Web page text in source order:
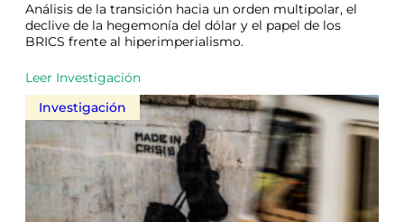
Análisis de la transición hacia un orden multipolar, el
declive de la hegemonía del dólar y el papel de los
BRICS frente al hiperimperialismo.
Leer Investigación
Investigación